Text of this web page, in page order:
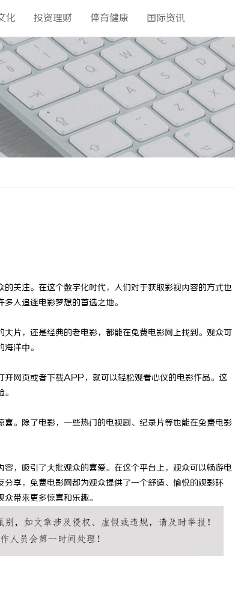
化 投资理财 体育健康 国际资讯
关注。在这个数字化时代，人们对于获取影视内容的方式也
人追逐电影梦想的首选之地。
片，还是经典的老电影，都能在免费电影网上找到。观众可
洋中。
网页或者下载APP，就可以轻松观看心仪的电影作品。这
。除了电影，一些热门的电视剧、纪录片等也能在免费电影
，吸引了大批观众的喜爱。在这个平台上，观众可以畅游电
享，免费电影网都为观众提供了一个舒适、愉悦的观影环
带来更多惊喜和乐趣。
标准化研发体系 LAVIDA乐樱国际医疗中心